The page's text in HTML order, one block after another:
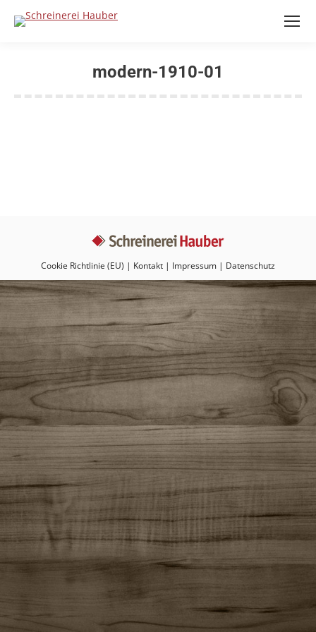
modern-1910-01
Cookie Richtlinie (EU) | Kontakt | Impressum | Datenschutz